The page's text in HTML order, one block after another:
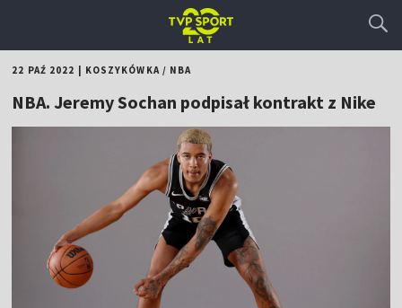
22 PAŹ 2022 KOSZYKÓWKA/ NBA
NBA. Jeremy Sochan podpisał kontrakt z Nike